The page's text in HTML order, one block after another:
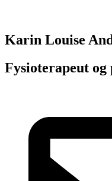
Karin Louise
Fysioterapeut